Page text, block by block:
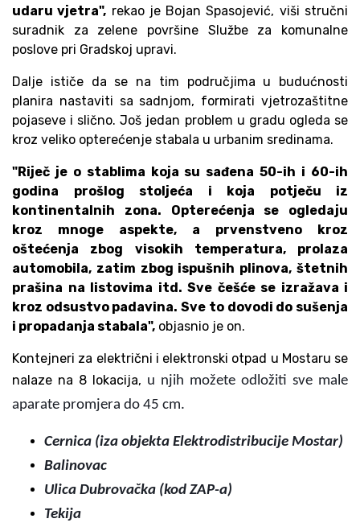
udaru vjetra", rekao je Bojan Spasojević, viši stručni
suradnik za zelene površine Službe za komunalne
poslove pri Gradskoj upravi.
Dalje ističe da se na tim područjima u budućnosti
planira nastaviti sa sadnjom, formirati vjetrozaštitne
pojaseve i slično. Još jedan problem u gradu ogleda se
kroz veliko opterećenje stabala u urbanim sredinama.
"Riječ je o stablima koja su sađena 50-ih i 60-ih
godina prošlog stoljeća i koja potječu iz
kontinentalnih zona. Opterećenja se ogledaju
kroz mnoge aspekte, a prvenstveno kroz
oštećenja zbog visokih temperatura, prolaza
automobila, zatim zbog ispušnih plinova, štetnih
prašina na listovima itd. Sve češće se izražava i
kroz odsustvo padavina. Sve to dovodi do sušenja
i propadanja stabala", objasnio je on.
Kontejneri za električni i elektronski otpad u Mostaru se
nalaze na 8 lokacija, u njih možete odložiti sve male
aparate promjera do 45 cm.
Cernica (iza objekta Elektrodistribucije Mostar)
Balinovac
Ulica Dubrovačka (kod ZAP-a)
Tekija